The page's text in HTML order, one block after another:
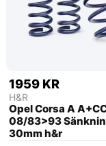
1959 KR
H&R
Opel Corsa A
08/83>93
30mm h&r